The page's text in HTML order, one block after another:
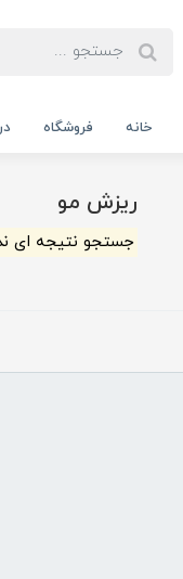
خانه فروشگاه
ریزش مو
جستجو نتیجه ای